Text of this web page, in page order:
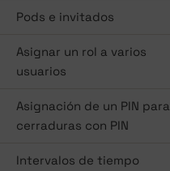
Pods e invitados
Asignar un rol a varios
usuarios
Asignación de un PIN para
cerraduras con PIN
Intervalos de tiempo